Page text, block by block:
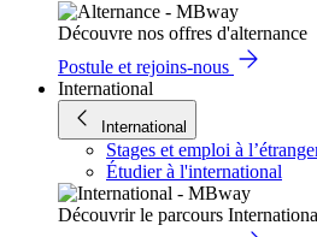
Découvre nos offres d'alternance
Postule et rejoins-nous
International
International
Stages et emploi à
Étudier à l'international
Découvrir le parcours